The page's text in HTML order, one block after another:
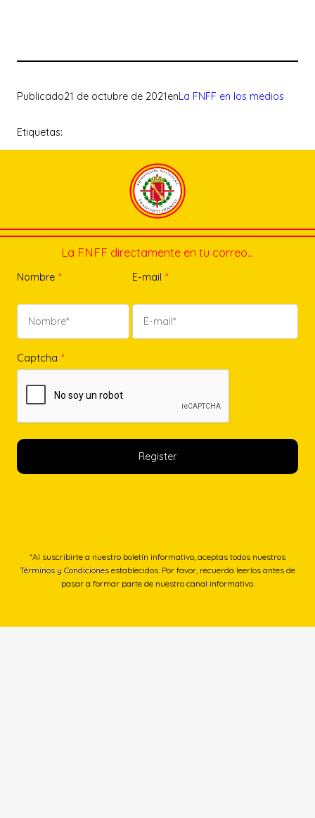
Publicado21 de octubre de 2021enLa FNFF en los medios
Etiquetas:
La FNFF directamente en tu correo…
Nombre * E-mail *
Captcha *
*Al suscribirte a nuestro boletín informativo, aceptas todos nuestros
Términos y Condiciones establecidos. Por favor, recuerda leerlos antes de
pasar a formar parte de nuestro canal informativo.